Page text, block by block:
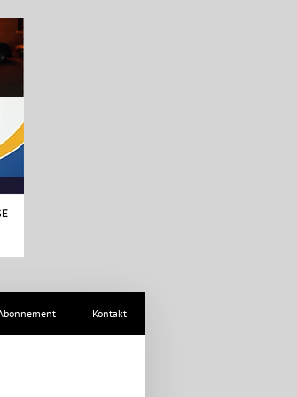
Kontakt